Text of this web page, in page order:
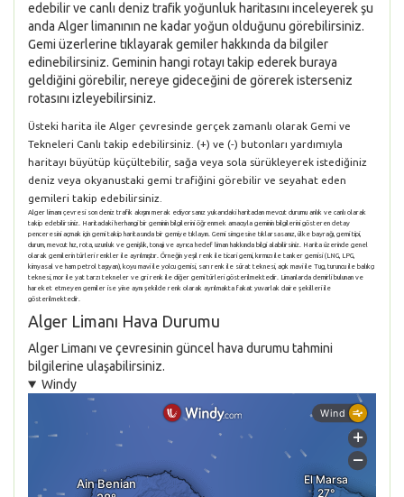
edebilir ve canlı deniz trafik yoğunluk haritasını inceleyerek şu
anda Alger limanının ne kadar yoğun olduğunu görebilirsiniz.
Gemi üzerlerine tıklayarak gemiler hakkında da bilgiler
edinebilirsiniz. Geminin hangi rotayı takip ederek buraya
geldiğini görebilir, nereye gideceğini de görerek isterseniz
rotasını izleyebilirsiniz.
Üsteki harita ile Alger çevresinde gerçek zamanlı olarak Gemi ve
Tekneleri Canlı takip edebilirsiniz. (+) ve (-) butonları yardımıyla
haritayı büyütüp küçültebilir, sağa veya sola sürükleyerek istediğiniz
deniz veya okyanustaki gemi trafiğini görebilir ve seyahat eden
gemileri takip edebilirsiniz.
Alger limanı çevresi son deniz trafik akışını merak ediyorsanız yukarıdaki haritadan mevcut durumu anlık ve canlı olarak
takip edebilirsiniz. Haritadaki herhangi bir geminin bilgilerini öğrenmek amacıyla geminin bilgilerini gösteren detay
penceresini açmak için gemi takip haritasında bir gemiye tıklayın. Gemi simgesine tıklarsasanız, ülke bayrağı, gemi tipi,
durum, mevcut hız, rota, uzunluk ve genişlik, tonajı ve ayrıca hedef liman hakkında bilgi alabilirsiniz. Harita üzerinde genel
olarak gemilerin türleri renkler ile ayrılmıştır. Örneğin yeşil renk ile ticari gemi, kırmızı ile tanker gemisi (LNG, LPG,
kimyasal ve ham petrol taşıyan), koyu mavi ile yolcu gemisi, sarı renk ile sürat teknesi, açık mavi ile Tug, turuncu ile balıkçı
teknesi, mor ile yat tarzı tekneler ve gri renk ile diğer gemi türleri gösterilmektedir. Limanlarda demirli bulunan ve
hareket etmeyen gemiler ise yine aynı şekilde renk olarak ayrılmakta fakat yuvarlak daire şekilleri ile
gösterilmektedir.
Alger Limanı Hava Durumu
Alger Limanı ve çevresinin güncel hava durumu tahmini
bilgilerine ulaşabilirsiniz.
Windy